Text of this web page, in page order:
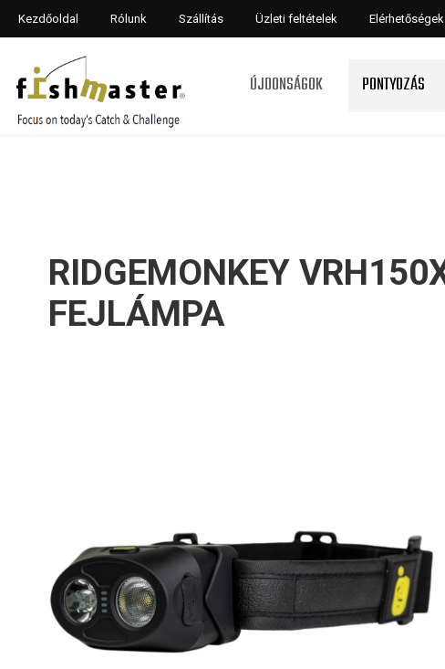
Kezdőoldal Rólunk Szállítás Üzleti feltételek Elérhetőségek
ÚJDONSÁGOK PONTYOZÁS
RIDGEMONKEY
FEJLÁMPA